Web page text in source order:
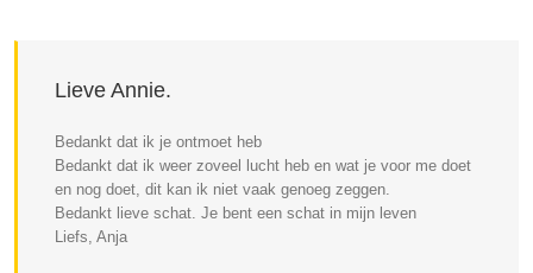
Lieve Annie.
Bedankt dat ik je ontmoet heb
Bedankt dat ik weer zoveel lucht heb en wat je voor me doet
en nog doet, dit kan ik niet vaak genoeg zeggen.
Bedankt lieve schat. Je bent een schat in mijn leven
Liefs, Anja